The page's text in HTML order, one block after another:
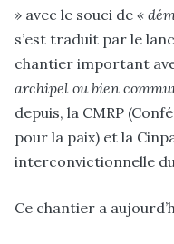
» avec le souci de «
s’est traduit par le
chantier important
archipel ou bien
depuis, la CMRP
pour la paix) et la
interconvictionnelle
Ce chantier a